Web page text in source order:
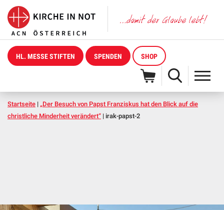
HL. MESSE STIFTEN SPENDEN SHOP
Startseite | „Der Besuch von Papst Franziskus hat den Blick auf die
christliche Minderheit verändert“ | irak-papst-2